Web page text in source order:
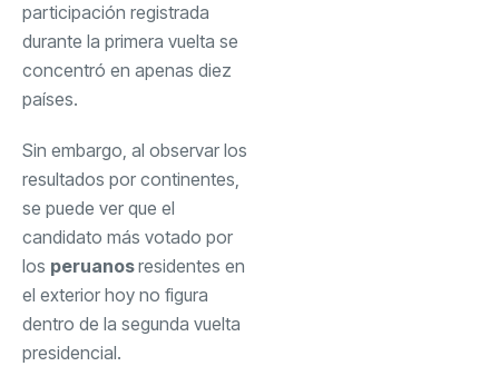
participación registrada
durante la primera vuelta se
concentró en apenas diez
países.
Sin embargo, al observar los
resultados por continentes,
se puede ver que el
candidato más votado por
los peruanosresidentes en
el exterior hoy no figura
dentro de la segunda vuelta
presidencial.